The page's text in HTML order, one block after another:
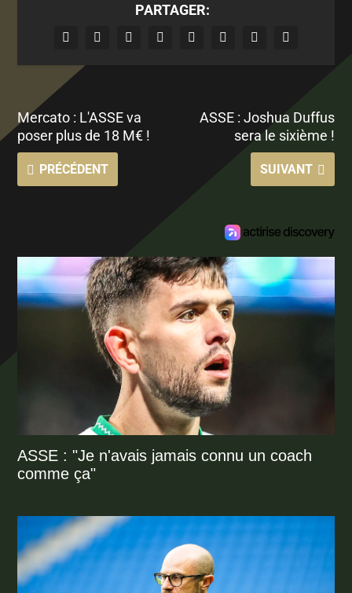
PARTAGER:
Mercato : L'ASSE va
poser plus de 18 M€ !
PRÉCÉDENT
ASSE : Joshua Duffus
sera le sixième !
SUIVANT
ASSE : "Je n'avais jamais connu un coach
comme ça"